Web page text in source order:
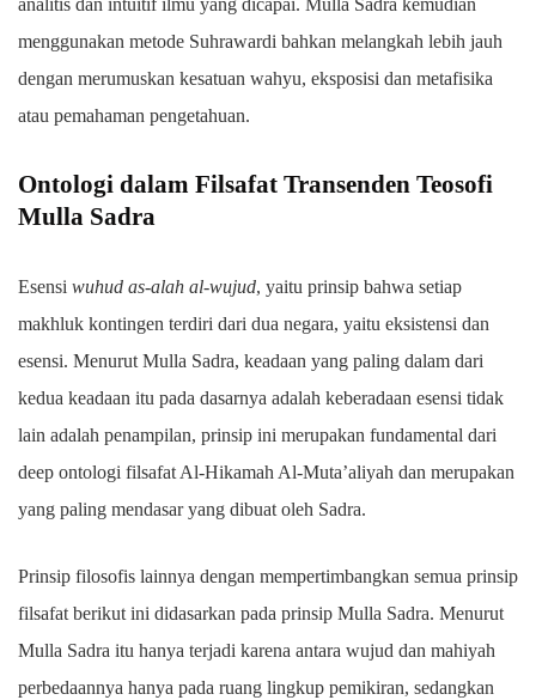
menggunakan metode Suhrawardi bahkan melangkah lebih jauh
dengan merumuskan kesatuan wahyu, eksposisi dan metafisika
atau pemahaman pengetahuan.
Ontologi dalam Filsafat Transenden Teosofi
Mulla Sadra
Esensi wuhud as-alah al-wujud, yaitu prinsip bahwa setiap
makhluk kontingen terdiri dari dua negara, yaitu eksistensi dan
esensi. Menurut Mulla Sadra, keadaan yang paling dalam dari
kedua keadaan itu pada dasarnya adalah keberadaan esensi tidak
lain adalah penampilan, prinsip ini merupakan fundamental dari
deep ontologi filsafat Al-Hikamah Al-Muta’aliyah dan merupakan
yang paling mendasar yang dibuat oleh Sadra.
Prinsip filosofis lainnya dengan mempertimbangkan semua prinsip
filsafat berikut ini didasarkan pada prinsip Mulla Sadra. Menurut
Mulla Sadra itu hanya terjadi karena antara wujud dan mahiyah
perbedaannya hanya pada ruang lingkup pemikiran, sedangkan